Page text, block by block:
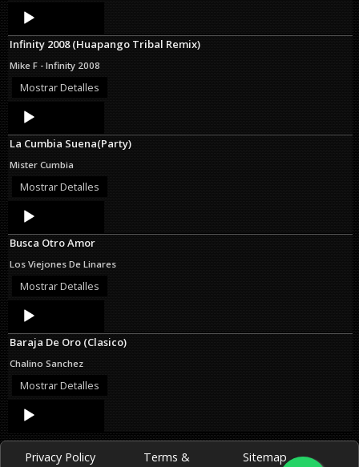
Audio
Player
Infinity 2008 (Huapango Tribal Remix)
Mike F - Infinity 2008
Mostrar Detalles
Audio
Player
La Cumbia Suena(Party)
Mister Cumbia
Mostrar Detalles
Audio
Player
Busca Otro Amor
Los Viejones De Linares
Mostrar Detalles
Audio
Player
Baraja De Oro (Clasico)
Chalino Sanchez
Mostrar Detalles
Audio
Player
Privacy Policy
Terms &
Sitemap